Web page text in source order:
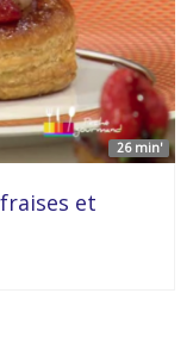
26 min'
et